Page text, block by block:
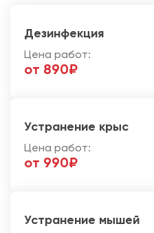
Дезинфекция
Цена работ:
от 890₽
Устранение крыс
Цена работ:
от 990₽
Устранение мышей